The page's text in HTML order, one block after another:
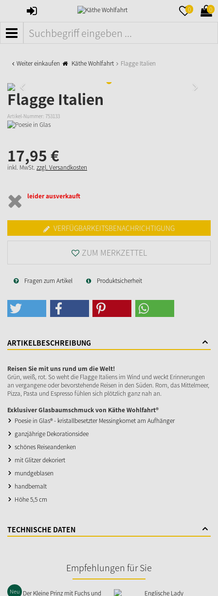
ANMELDEN 0 0
MENÜ
Weiter einkaufen Käthe Wohlfahrt Flagge Italien
Flagge Italien
Artikel-Nummer: 753133
17,95 €
inkl. MwSt. zzgl. Versandkosten
leider ausverkauft
VERFÜGBARKEITSBENACHRICHTIGUNG
ZUM MERKZETTEL
Fragen zum Artikel Produktsicherheit
ARTIKELBESCHREIBUNG
Reisen Sie mit uns rund um die Welt!
Grün, weiß, rot. So weht die Flagge Italiens im Wind und weckt Erinnerungen
an vergangene oder bevorstehende Reisen in den Süden. Rom, das Mittelmeer,
Pizza, Pasta und Espresso fühlen sich plötzlich ganz nah an.
Exklusiver Glasbaumschmuck von Käthe Wohlfahrt®
Poesie in Glas® - kristallbesetzter Messingkomet am Aufhänger
ganzjährige Dekorationsidee
schönes Reiseandenken
mit Glitzer dekoriert
mundgeblasen
handbemalt
Höhe 5,5 cm
TECHNISCHE DATEN
Empfehlungen für Sie
Neu